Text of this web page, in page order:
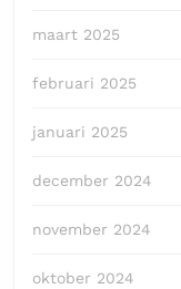
maart 2025
februari 2025
januari 2025
december 2024
november 2024
oktober 2024